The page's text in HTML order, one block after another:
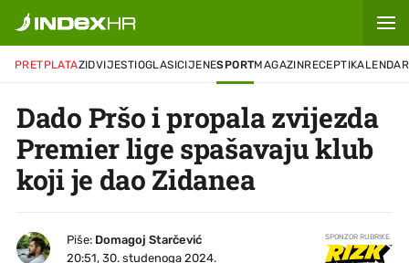
PRETPLATAZIDVIJESTIOGLASICIJENESPORTMAGAZINRECEPTIKALENDAR
Dado Pršo i propala zvijezda
Premier lige spašavaju klub
koji je dao Zidanea
Piše: Domagoj Starčević
20:51, 30. studenoga 2024.
SPONZOR RUBRIKE